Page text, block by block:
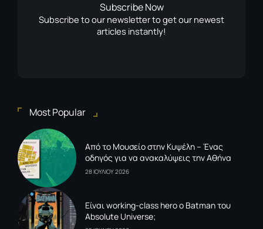
Subscribe Now
Subscribe to our newsletter to get our newest
articles instantly!
Most Popular
Από το Μουσείο στην Κυψέλη – Ένας
οδηγός για να ανακαλύψεις την Αθήνα
28 ΙΟΥΛΙΟΥ 2026
Είναι working-class hero ο Batman του
Absolute Universe;